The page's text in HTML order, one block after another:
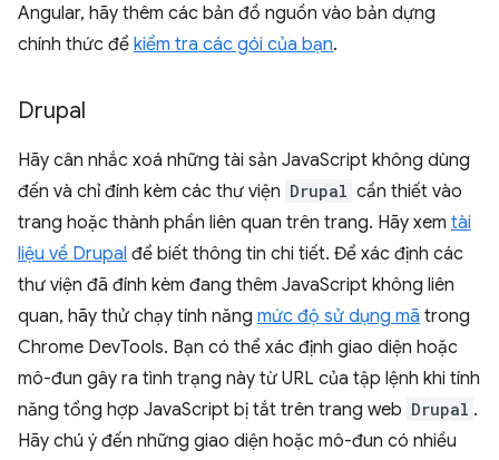
Angular, hãy thêm các bản đồ nguồn vào bản dựng
chính thức để kiểm tra các gói của bạn.
Drupal
Hãy cân nhắc xoá những tài sản JavaScript không dùng
đến và chỉ đính kèm các thư viện Drupal cần thiết vào
trang hoặc thành phần liên quan trên trang. Hãy xem tài
liệu về Drupal để biết thông tin chi tiết. Để xác định các
thư viện đã đính kèm đang thêm JavaScript không liên
quan, hãy thử chạy tính năng mức độ sử dụng mã trong
Chrome DevTools. Bạn có thể xác định giao diện hoặc
mô-đun gây ra tình trạng này từ URL của tập lệnh khi tính
năng tổng hợp JavaScript bị tắt trên trang web Drupal .
Hãy chú ý đến những giao diện hoặc mô-đun có nhiều